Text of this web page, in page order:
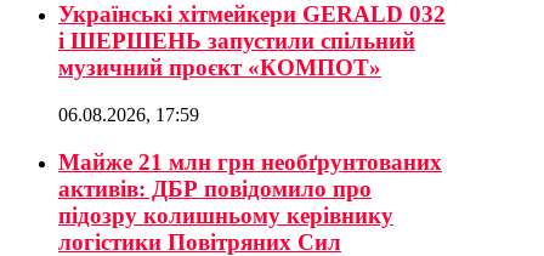
Українські хітмейкери GERALD 032
і ШЕРШЕНЬ запустили спільний
музичний проєкт «КОМПОТ»
06.08.2026, 17:59
Майже 21 млн грн необґрунтованих
активів: ДБР повідомило про
підозру колишньому керівнику
логістики Повітряних Сил